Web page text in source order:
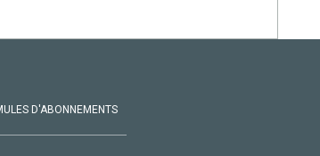
D'ABONNEMENTS